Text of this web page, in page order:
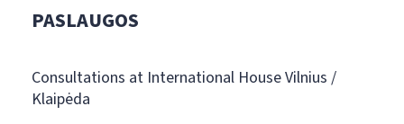
PASLAUGOS
Consultations at International House Vilnius /
Klaipėda